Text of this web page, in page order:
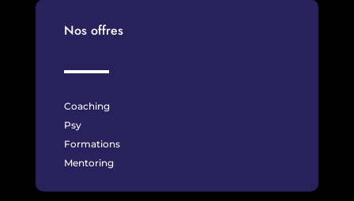
Nos offres
Coaching
Psy
Formations
Mentoring